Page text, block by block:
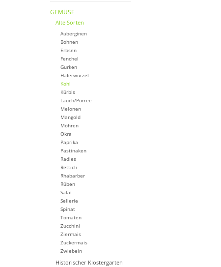
GEMÜSE
Alte Sorten
Auberginen
Bohnen
Erbsen
Fenchel
Gurken
Haferwurzel
Kohl
Kürbis
Lauch/Porree
Melonen
Mangold
Möhren
Okra
Paprika
Pastinaken
Radies
Rettich
Rhabarber
Rüben
Salat
Sellerie
Spinat
Tomaten
Zucchini
Ziermais
Zuckermais
Zwiebeln
Historischer Klostergarten